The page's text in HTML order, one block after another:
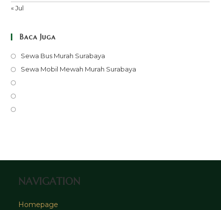
« Jul
Baca Juga
Sewa Bus Murah Surabaya
in
Sewa Mobil Mewah Murah Surabaya
tab
NAVIGATION
Homepage